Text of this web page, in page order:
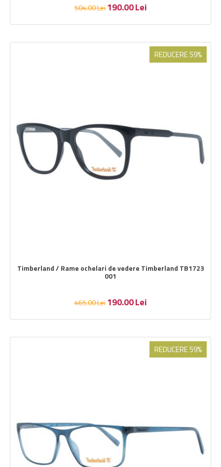
504.00Lei 190.00Lei
REDUCERE 59%
Timberland / Rame ochelari de vedere Timberland TB1723
001
465.00Lei 190.00Lei
REDUCERE 59%